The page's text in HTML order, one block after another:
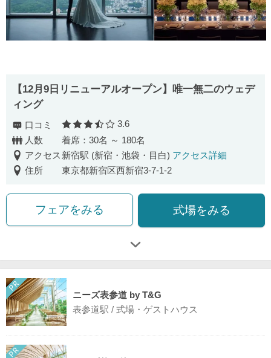
【12月9日リニューアルオープン】唯一無二のウェデ
ィング
口コミ 口コミ評価
3.6
人数
着席：30名 ～ 180名
アクセス 新宿駅 (新宿・池袋・目白) アクセス詳細
住所
東京都新宿区西新宿3-7-1-2
フェアをみる 式場をみる
ニーズ表参道 by T&G
表参道駅 / 式場・ゲストハウス